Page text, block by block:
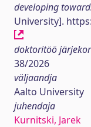
developing
University].
doktoritöö
38/2026
väljaandja
Aalto University
juhendaja
Kurnitski, Jarek